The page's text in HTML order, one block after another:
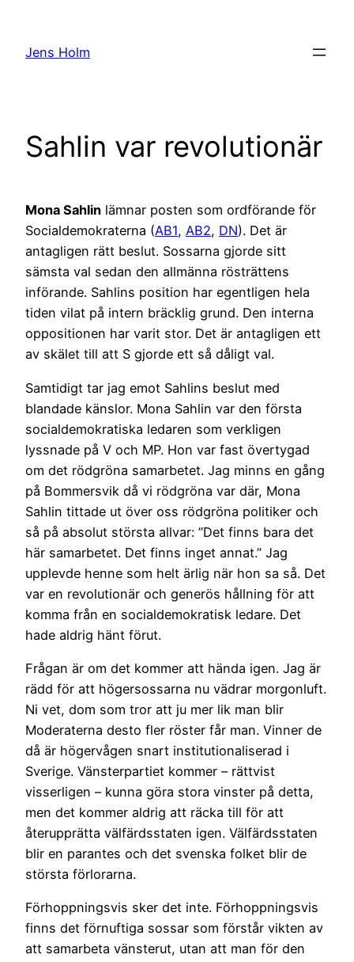
innehåll
Jens Holm
Sahlin var revolutionär
Mona Sahlin lämnar posten som ordförande för
Socialdemokraterna (AB1, AB2, DN). Det är
antagligen rätt beslut. Sossarna gjorde sitt
sämsta val sedan den allmänna rösträttens
införande. Sahlins position har egentligen hela
tiden vilat på intern bräcklig grund. Den interna
oppositionen har varit stor. Det är antagligen ett
av skälet till att S gjorde ett så dåligt val.
Samtidigt tar jag emot Sahlins beslut med
blandade känslor. Mona Sahlin var den första
socialdemokratiska ledaren som verkligen
lyssnade på V och MP. Hon var fast övertygad
om det rödgröna samarbetet. Jag minns en gång
på Bommersvik då vi rödgröna var där, Mona
Sahlin tittade ut över oss rödgröna politiker och
så på absolut största allvar: ”Det finns bara det
här samarbetet. Det finns inget annat.” Jag
upplevde henne som helt ärlig när hon sa så. Det
var en revolutionär och generös hållning för att
komma från en socialdemokratisk ledare. Det
hade aldrig hänt förut.
Frågan är om det kommer att hända igen. Jag är
rädd för att högersossarna nu vädrar morgonluft.
Ni vet, dom som tror att ju mer lik man blir
Moderaterna desto fler röster får man. Vinner de
då är högervågen snart institutionaliserad i
Sverige. Vänsterpartiet kommer – rättvist
visserligen – kunna göra stora vinster på detta,
men det kommer aldrig att räcka till för att
återupprätta välfärdsstaten igen. Välfärdsstaten
blir en parantes och det svenska folket blir de
största förlorarna.
Förhoppningsvis sker det inte. Förhoppningsvis
finns det förnuftiga sossar som förstår vikten av
att samarbeta vänsterut, utan att man för den